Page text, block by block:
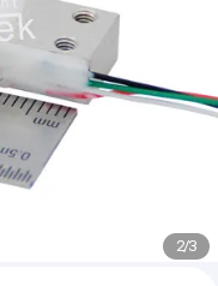
2/3